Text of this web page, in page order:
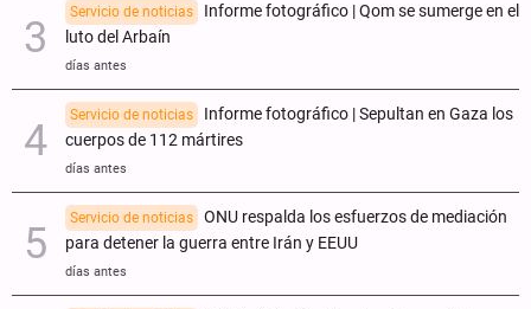
Servicio de noticias
Informe fotográfico | Qom se sumerge en el
luto del Arbaín
días antes
Servicio de noticias
Informe fotográfico | Sepultan en Gaza los
cuerpos de 112 mártires
días antes
Servicio de noticias
ONU respalda los esfuerzos de mediación
para detener la guerra entre Irán y EEUU
días antes